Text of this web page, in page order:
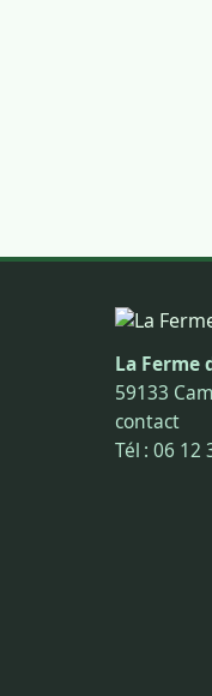
La Ferme
59133
contact
Tél : 06 12